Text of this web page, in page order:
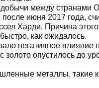
между странами
июня 2017 года,
Харди. Причина
как ожидалось.
негативное влияние
золото опустилось до
металлы, такие